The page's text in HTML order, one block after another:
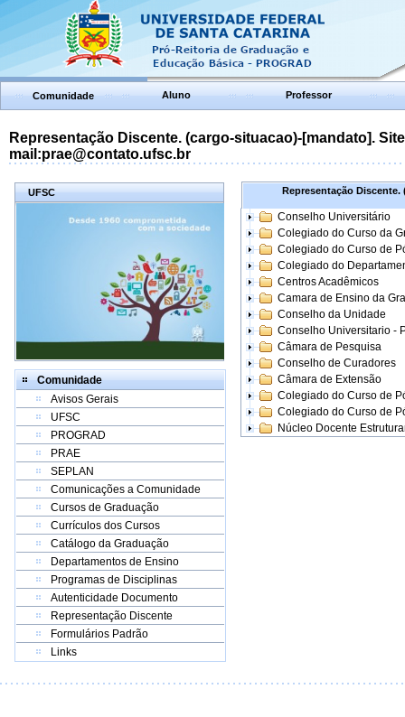
Comunidade Aluno Professor
Representação Discente. (cargo-situacao)-[mandato].
mail:prae@contato.ufsc.br
UFSC
Comunidade
Avisos Gerais
UFSC
PROGRAD
PRAE
SEPLAN
Comunicações a Comunidade
Cursos de Graduação
Currículos dos Cursos
Catálogo da Graduação
Departamentos de Ensino
Programas de Disciplinas
Autenticidade Documento
Representação Discente
Formulários Padrão
Links
Representação Discente.
Conselho Universitário
Colegiado do Curso da
Colegiado do Curso de
Colegiado do
Centros Acadêmicos
Camara de Ensino da
Conselho da Unidade
Conselho Universitario -
Câmara de Pesquisa
Conselho de Curadores
Câmara de Extensão
Colegiado do Curso de
Colegiado do Curso de
Núcleo Docente